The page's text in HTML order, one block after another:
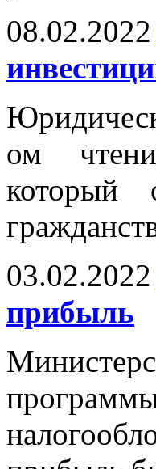
08.02.2022
ом
который
03.02.2022
прибыль